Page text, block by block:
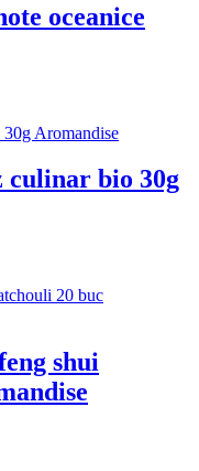
oceanice
culinar bio 30g
shui